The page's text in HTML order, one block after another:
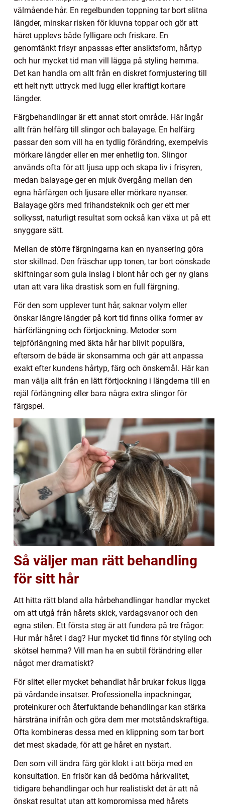
välmående hår. En regelbunden toppning tar bort slitna
längder, minskar risken för kluvna toppar och gör att
håret upplevs både fylligare och friskare. En
genomtänkt frisyr anpassas efter ansiktsform, hårtyp
och hur mycket tid man vill lägga på styling hemma.
Det kan handla om allt från en diskret formjustering till
ett helt nytt uttryck med lugg eller kraftigt kortare
längder.
Färgbehandlingar är ett annat stort område. Här ingår
allt från helfärg till slingor och balayage. En helfärg
passar den som vill ha en tydlig förändring, exempelvis
mörkare längder eller en mer enhetlig ton. Slingor
används ofta för att ljusa upp och skapa liv i frisyren,
medan balayage ger en mjuk övergång mellan den
egna hårfärgen och ljusare eller mörkare nyanser.
Balayage görs med frihandsteknik och ger ett mer
solkysst, naturligt resultat som också kan växa ut på ett
snyggare sätt.
Mellan de större färgningarna kan en nyansering göra
stor skillnad. Den fräschar upp tonen, tar bort oönskade
skiftningar som gula inslag i blont hår och ger ny glans
utan att vara lika drastisk som en full färgning.
För den som upplever tunt hår, saknar volym eller
önskar längre längder på kort tid finns olika former av
hårförlängning och förtjockning. Metoder som
tejpförlängning med äkta hår har blivit populära,
eftersom de både är skonsamma och går att anpassa
exakt efter kundens hårtyp, färg och önskemål. Här kan
man välja allt från en lätt förtjockning i längderna till en
rejäl förlängning eller bara några extra slingor för
färgspel.
Så väljer man rätt behandling
för sitt hår
Att hitta rätt bland alla hårbehandlingar handlar mycket
om att utgå från hårets skick, vardagsvanor och den
egna stilen. Ett första steg är att fundera på tre frågor:
Hur mår håret i dag? Hur mycket tid finns för styling och
skötsel hemma? Vill man ha en subtil förändring eller
något mer dramatiskt?
För slitet eller mycket behandlat hår brukar fokus ligga
på vårdande insatser. Professionella inpackningar,
proteinkurer och återfuktande behandlingar kan stärka
hårstråna inifrån och göra dem mer motståndskraftiga.
Ofta kombineras dessa med en klippning som tar bort
det mest skadade, för att ge håret en nystart.
Den som vill ändra färg gör klokt i att börja med en
konsultation. En frisör kan då bedöma hårkvalitet,
tidigare behandlingar och hur realistiskt det är att nå
önskat resultat utan att kompromissa med hårets